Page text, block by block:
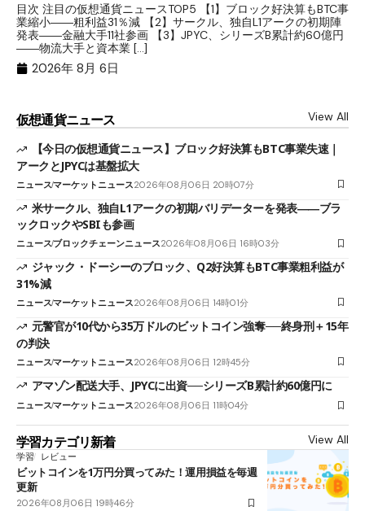
目次 注目の仮想通貨ニュースTOP5 【1】ブロック好決算もBTC事
業縮小――粗利益31％減 【2】サークル、独自L1アークの初期陣
発表――金融大手11社参画 【3】JPYC、シリーズB累計約60億円
――物流大手と資本業 […]
2026年 8月 6日
仮想通貨ニュース View All
【今日の仮想通貨ニュース】ブロック好決算もBTC事業失速｜
アークとJPYCは基盤拡大
ニュースマーケットニュース2026年08月06日 20時07分
米サークル、独自L1アークの初期バリデーターを発表――ブラ
ックロックやSBIも参画
ニュースブロックチェーンニュース2026年08月06日 16時03分
ジャック・ドーシーのブロック、Q2好決算もBTC事業粗利益が
31%減
ニュースマーケットニュース2026年08月06日 14時01分
元警官が10代から35万ドルのビットコイン強奪──終身刑＋15年
の判決
ニュースマーケットニュース2026年08月06日 12時45分
アマゾン配送大手、JPYCに出資──シリーズB累計約60億円に
ニュースマーケットニュース2026年08月06日 11時04分
学習カテゴリ新着 View All
学習 レビュー
ビットコインを1万円分買ってみた！運用損益を毎週
更新
2026年08月06日 19時46分